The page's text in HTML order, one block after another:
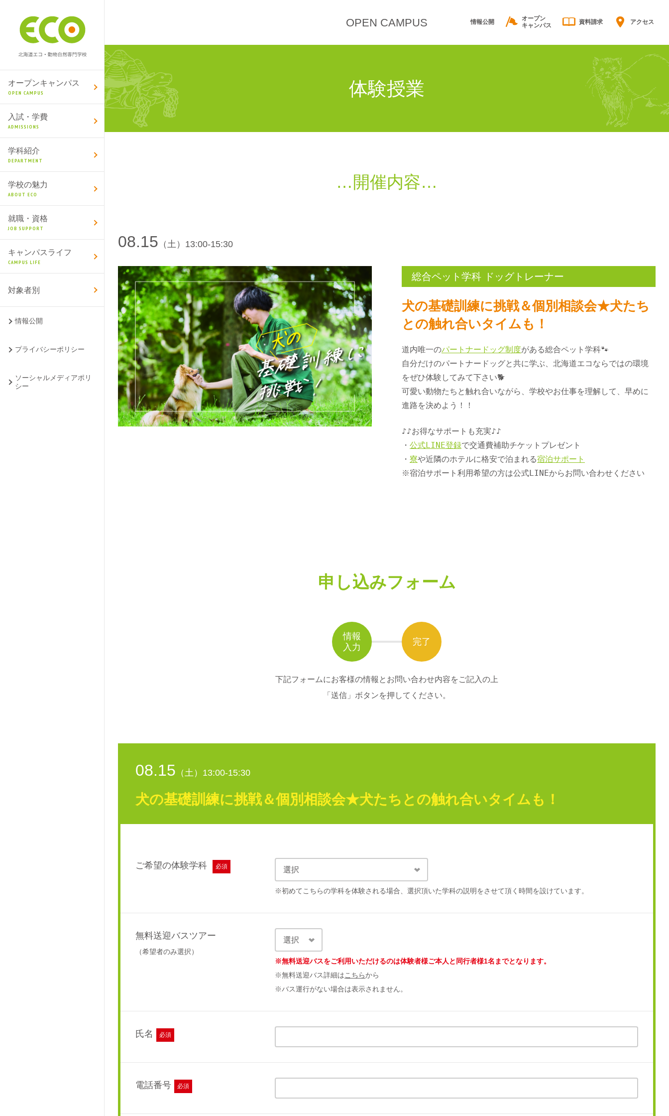
オープンキャンパス
OPEN CAMPUS
入試・学費
ADMISSIONS
学科紹介
DEPARTMENT
学校の魅力
ABOUT ECO
就職・資格
JOB SUPPORT
キャンパスライフ
CAMPUS LIFE
対象者別
情報公開
プライバシーポリシー
ソーシャルメディアポリ
シー
情報公開
オープン
キャンパス
資料請求 アクセス
OPEN CAMPUS
体験授業
開催内容
08.15 （土）13:00-15:30
総合ペット学科 ドッグトレーナー
犬の基礎訓練に挑戦＆個別相談会★犬たち
との触れ合いタイムも！
道内唯一のパートナードッグ制度がある総合ペット学科🐾
自分だけのパートナードッグと共に学ぶ、北海道エコならではの環境
をぜひ体験してみて下さい🐕
可愛い動物たちと触れ合いながら、学校やお仕事を理解して、早めに
進路を決めよう！！
♪♪お得なサポートも充実♪♪
・ 公式LINE登録で交通費補助チケットプレゼント
・ 寮や近隣のホテルに格安で泊まれる宿泊サポート
※宿泊サポート利用希望の方は公式LINEからお問い合わせください
申し込みフォーム
情報
入力
完了
下記フォームにお客様の情報とお問い合わせ内容をご記入の上
「送信」ボタンを押してください。
08.15 （土）13:00-15:30
犬の基礎訓練に挑戦＆個別相談会★犬たちとの触れ合いタイムも！
ご希望の体験学科 必須
※初めてこちらの学科を体験される場合、選択頂いた学科の説明をさせて頂く時間を設けています。
無料送迎バスツアー
（希望者のみ選択）
※無料送迎バスをご利用いただけるのは体験者様ご本人と同行者様1名までとなります。
※無料送迎バス詳細はこちらから
※バス運行がない場合は表示されません。
氏名 必須
電話番号 必須